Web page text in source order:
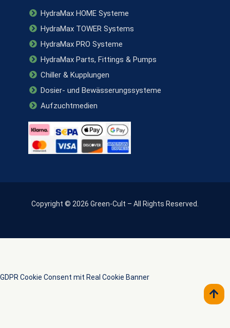
HydraMax HOME Systeme
HydraMax TOWER Systems
HydraMax PRO Systeme
HydraMax Parts, Fittings & Pumps
Chiller & Kupplungen
Dosier- und Bewässerungssysteme
Aufzuchtmedien
Copyright © 2026 Green-Cult – All Rights Reserved.
GDPR Cookie Consent mit Real Cookie Banner